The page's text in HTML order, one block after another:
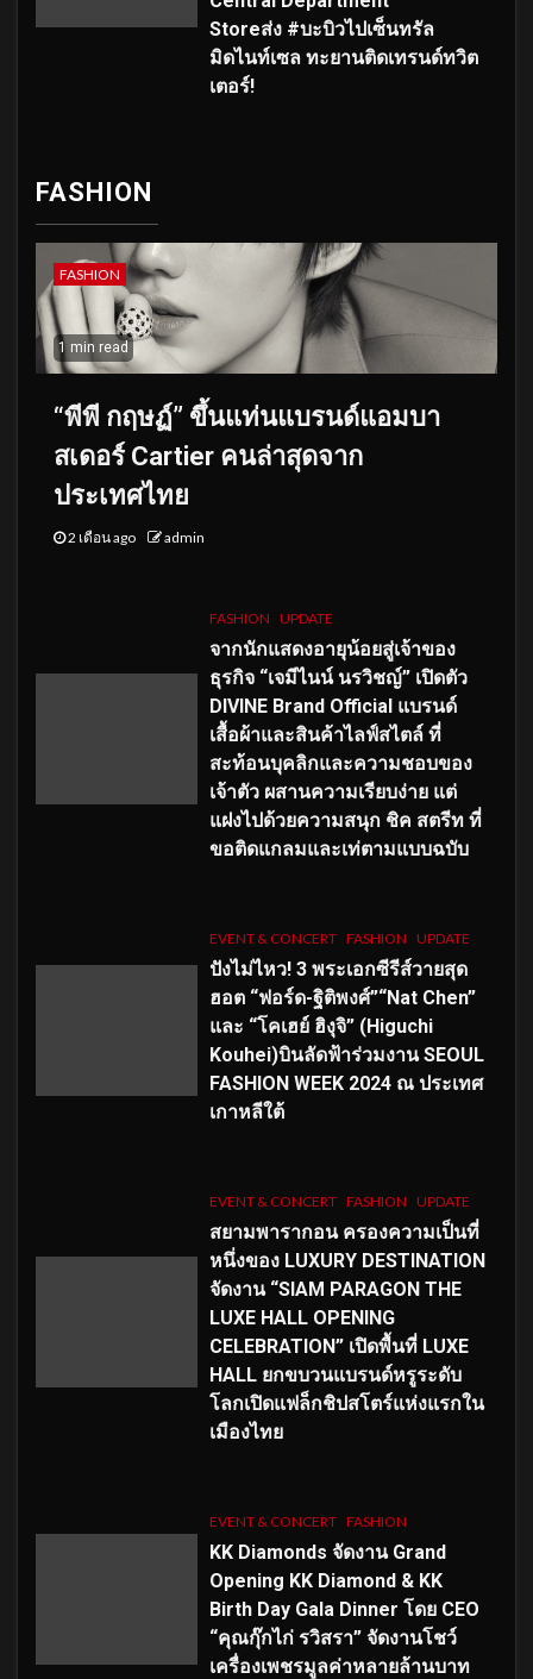
Storeส่ง #บะบิวไปเซ็นทรัล
มิดไนท์เซล ทะยานติดเทรนด์ทวิต
เตอร์!
FASHION
FASHION
1 min read
“พีพี กฤษฏ์” ขึ้นแท่นแบรนด์แอมบา
สเดอร์ Cartier คนล่าสุดจาก
ประเทศไทย
2 เดือน ago admin
FASHION UPDATE
จากนักแสดงอายุน้อยสู่เจ้าของ
ธุรกิจ “เจมีไนน์ นรวิชญ์” เปิดตัว
DIVINE Brand Official แบรนด์
เสื้อผ้าและสินค้าไลฟ์สไตล์ ที่
สะท้อนบุคลิกและความชอบของ
เจ้าตัว ผสานความเรียบง่าย แต่
แฝงไปด้วยความสนุก ชิค สตรีท ที่
ขอติดแกลมและเท่ตามแบบฉบับ
EVENT & CONCERT FASHION UPDATE
ปังไม่ไหว! 3 พระเอกซีรีส์วายสุด
ฮอต “ฟอร์ด-ฐิติพงศ์”“Nat Chen”
และ “โคเฮย์ ฮิงุจิ” (Higuchi
Kouhei)บินลัดฟ้าร่วมงาน SEOUL
FASHION WEEK 2024 ณ ประเทศ
เกาหลีใต้
EVENT & CONCERT FASHION UPDATE
สยามพารากอน ครองความเป็นที่
หนึ่งของ LUXURY DESTINATION
จัดงาน “SIAM PARAGON THE
LUXE HALL OPENING
CELEBRATION” เปิดพื้นที่ LUXE
HALL ยกขบวนแบรนด์หรูระดับ
โลกเปิดแฟล็กชิปสโตร์แห่งแรกใน
เมืองไทย
EVENT & CONCERT FASHION
KK Diamonds จัดงาน Grand
Opening KK Diamond & KK
Birth Day Gala Dinner โดย CEO
“คุณกุ๊กไก่ รวิสรา” จัดงานโชว์
เครื่องเพชรมูลค่าหลายล้านบาท